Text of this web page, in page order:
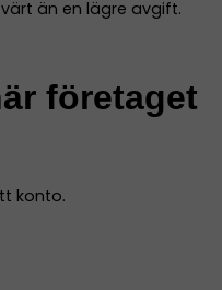
än en lägre avgift.
företaget
konto.